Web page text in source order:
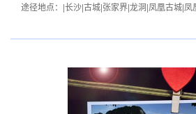
途径地点：|长沙|古城|张家界|龙洞|凤凰古城|凤